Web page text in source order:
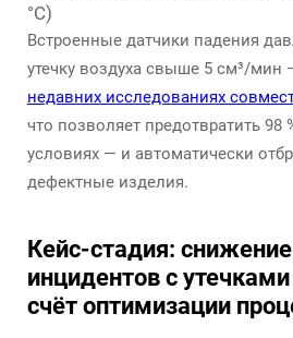
°C)
Встроенные датчики падения
утечку воздуха свыше 5 см³/мин
недавних исследованиях
что позволяет предотвратить 98
условиях — и автоматически
дефектные изделия.
Кейс-стадия:
инцидентов с утечками
счёт оптимизации